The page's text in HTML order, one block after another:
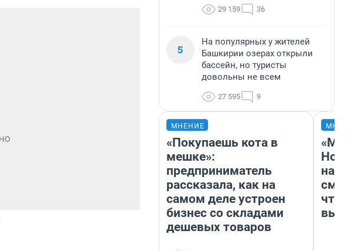
29 159 36
5
На популярных у жителей
Башкирии озерах открыли
бассейн, но туристы
довольны не всем
27 595 9
МНЕНИЕ
«Покупаешь кота в
мешке»:
предприниматель
рассказала, как на
самом деле устроен
бизнес со складами
дешевых товаров
«Мы